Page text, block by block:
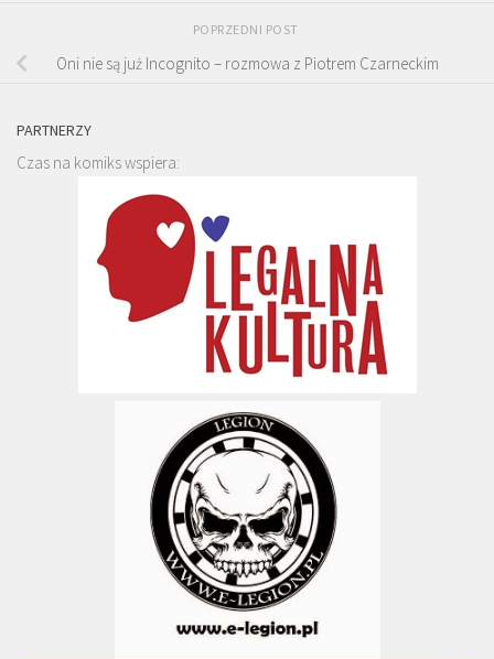
POPRZEDNI POST
Oni nie są już Incognito – rozmowa z Piotrem Czarneckim
PARTNERZY
Czas na komiks wspiera: